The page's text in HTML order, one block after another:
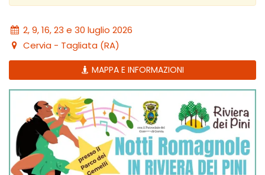
2, 9, 16, 23 e 30 luglio 2026
Cervia - Tagliata (RA)
MAPPA E INFORMAZIONI